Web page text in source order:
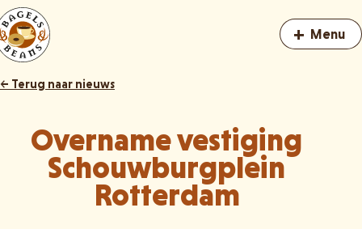
+ Menu
← Terug naar nieuws
Overname vestiging
Schouwburgplein
Rotterdam